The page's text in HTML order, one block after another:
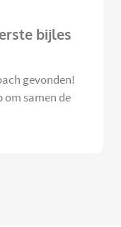
bijles
gevonden!
om samen de